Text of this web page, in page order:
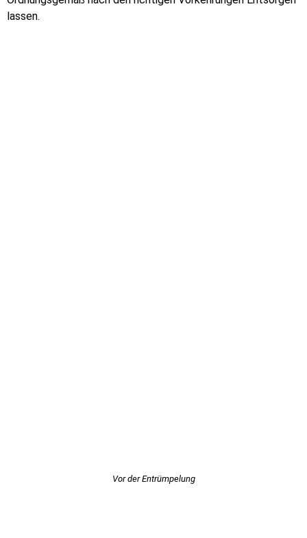
lassen.
Vor der Entrümpelung